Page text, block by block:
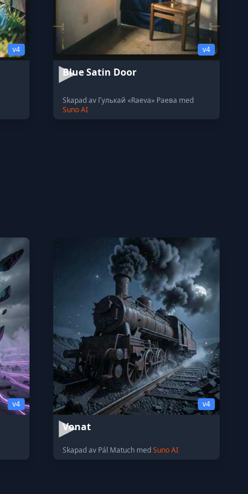
v4 v4
Blue Satin Door
Skapad av Гулькай «Raeva» Раева med
Suno AI
v4 v4
Vonat
Skapad av Pál Matuch medSuno AI